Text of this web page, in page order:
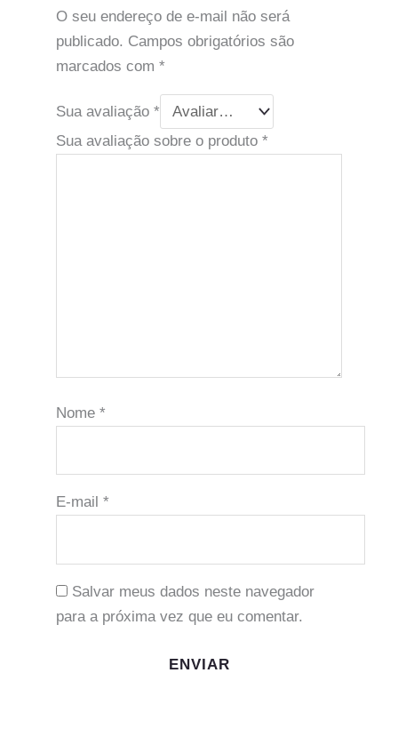
O seu endereço de e-mail não será
publicado. Campos obrigatórios são
marcados com *
Sua avaliação *
Sua avaliação sobre o produto *
Nome *
E-mail *
Salvar meus dados neste navegador
para a próxima vez que eu comentar.